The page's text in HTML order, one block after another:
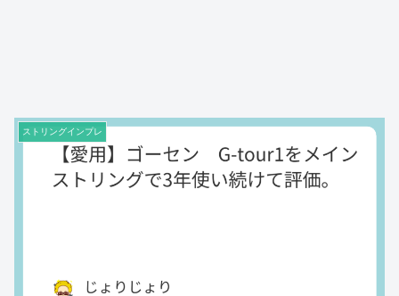
ストリングインプレ